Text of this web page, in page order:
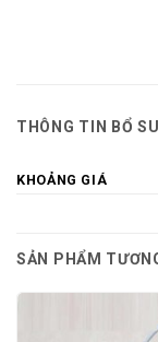
THÔNG TIN BỔ
KHOẢNG GIÁ
SẢN PHẨM